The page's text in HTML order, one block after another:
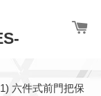
六件式前門把保